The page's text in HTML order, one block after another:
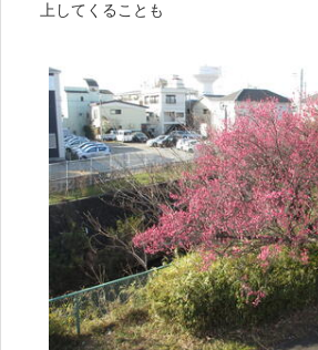
上してくることも